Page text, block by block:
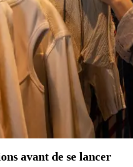
avant de se lancer